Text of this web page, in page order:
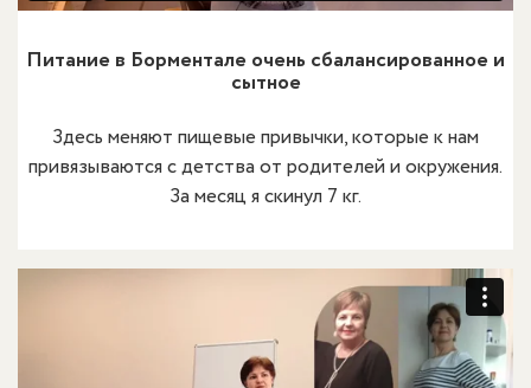
Питание в Борментале очень сбалансированное и
сытное
Здесь меняют пищевые привычки, которые к нам
привязываются с детства от родителей и окружения.
За месяц я скинул 7 кг.